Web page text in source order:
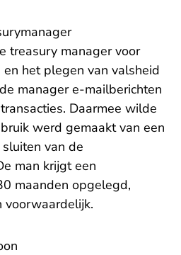
treasury manager voor
het plegen van valsheid
manager e-mailberichten
Daarmee wilde
werd gemaakt van een
van de
man krijgt een
maanden opgelegd,
voorwaardelijk.